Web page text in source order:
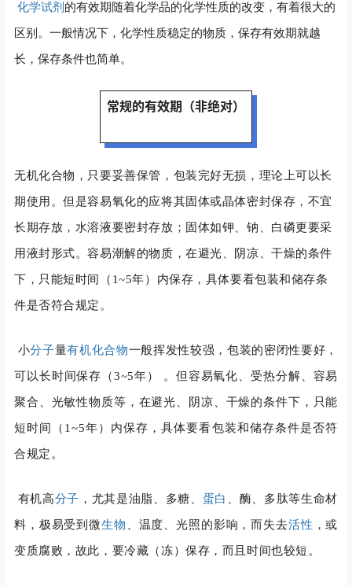
化学试剂 的有效期随着化学品的化学性质的改变，有着很大的
区别。一般情况下，化学性质稳定的物质，保存有效期就越
长，保存条件也简单。
常规的有效期（非绝对）
无机化合物，只要妥善保管，包装完好无损，理论上可以长
期使用。但是容易氧化的应将其固体或晶体密封保存，不宜
长期存放，水溶液要密封存放； 固体如钾、钠、白磷更要采
用液封形式。容易潮解的物质，在避光、阴凉、干燥的条件
下，只能短时间（1~5年）内保存，具体要看包装和储存条
件是否符合规定。
小分子量有机化合物一般挥发性较强，包装的密闭性要好，
可以长时间保存（3~5年） 。但容易氧化、受热分解、容易
聚合、光敏性物质等，在避光、阴凉、干燥的条件下，只能
短时间（1~5年）内保存，具体要看包装和储存条件是否符
合规定。
有机高分子 ，尤其是油脂、多糖、 蛋白 、酶、多肽等生命材
料，极易受到微生物 、温度、光照的影响，而失去活性 ，或
变质腐败，故此，要冷藏（冻）保存，而且时间也较短。